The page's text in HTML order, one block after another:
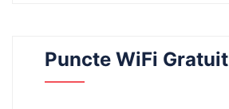
Puncte WiFi Gratuit